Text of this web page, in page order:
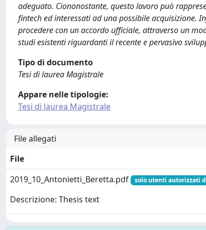
adeguato. Ciononostante, questo lavoro può
fintech ed interessati ad una possibile acquisizione.
procedere con un accordo ufficiale, attraverso un
studi esistenti riguardanti il recente e pervasivo
Tipo di documento
Tesi di laurea Magistrale
Appare nelle tipologie:
Tesi di laurea Magistrale
File allegati
File
2019_10_Antonietti_Beretta.pdf
solo utenti autorizzati
Descrizione: Thesis text